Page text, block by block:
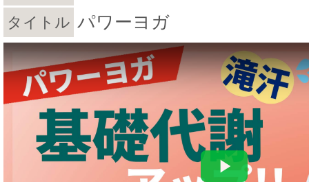
タイトル パワーヨガ